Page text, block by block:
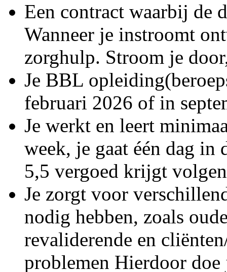
Een contract waarbij de
Wanneer je instroomt
zorghulp. Stroom je
Je BBL
februari 2026 of in
Je werkt en leert
week, je gaat één dag in
5,5 vergoed krijgt
Je zorgt voor
nodig hebben, zoals
revaliderende en
problemen Hierdoor